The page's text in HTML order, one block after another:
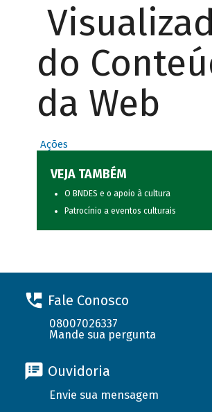
do
da Web
Ações
VEJA TAMBÉM
O BNDES e o apoio à cultura
Patrocínio a eventos culturais
Fale Conosco
08007026337
Mande sua pergunta
Ouvidoria
Envie sua mensagem